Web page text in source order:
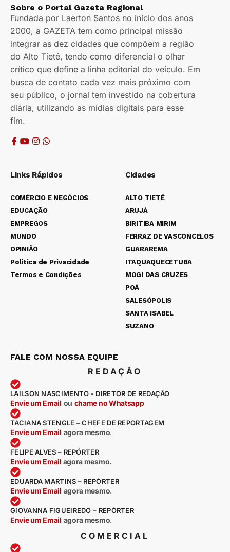
Sobre o Portal Gazeta Regional
Fundada por Laerton Santos no início dos anos
2000, a GAZETA tem como principal missão
integrar as dez cidades que compõem a região
do Alto Tietê, tendo como diferencial o olhar
crítico que define a linha editorial do veículo. Em
busca de contato cada vez mais próximo com
seu público, o jornal tem investido na cobertura
diária, utilizando as mídias digitais para esse
fim.
Links Rápidos
COMÉRCIO E NEGÓCIOS
EDUCAÇÃO
EMPREGOS
MUNDO
OPINIÃO
Política de Privacidade
Termos e Condições
Cidades
ALTO TIETÊ
ARUJÁ
BIRITIBA MIRIM
FERRAZ DE VASCONCELOS
GUARAREMA
ITAQUAQUECETUBA
MOGI DAS CRUZES
POÁ
SALESÓPOLIS
SANTA ISABEL
SUZANO
FALE COM NOSSA EQUIPE
REDAÇÃO
LAILSON NASCIMENTO - DIRETOR DE REDAÇÃO
Envie um Email ou chame no Whatsapp
TACIANA STENGLE – CHEFE DE REPORTAGEM
Envie um Email agora mesmo.
FELIPE ALVES – REPÓRTER
Envie um Email agora mesmo.
EDUARDA MARTINS – REPÓRTER
Envie um Email agora mesmo.
GIOVANNA FIGUEIREDO – REPÓRTER
Envie um Email agora mesmo.
COMERCIAL